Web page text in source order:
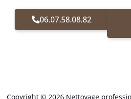
06.07.58.08.82
Copyright © 2026 Nettoyage